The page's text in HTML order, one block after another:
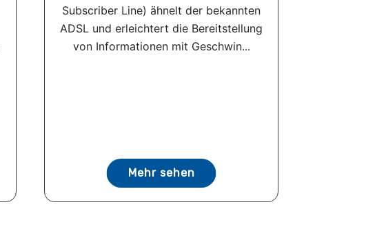
Subscriber Line) ähnelt der bekannten
ADSL und erleichtert die Bereitstellung
von Informationen mit Geschwin...
Mehr sehen